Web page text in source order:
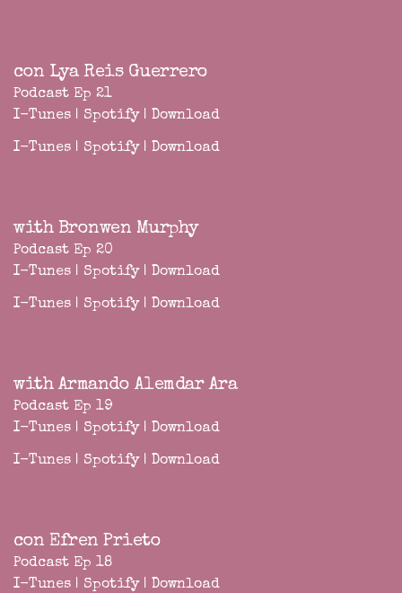
con Lya Reis Guerrero
Podcast Ep 21
I-Tunes | Spotify| Download
I-Tunes | Spotify| Download
with Bronwen Murphy
Podcast Ep 20
I-Tunes | Spotify| Download
I-Tunes | Spotify| Download
with Armando Alemdar Ara
Podcast Ep 19
I-Tunes | Spotify| Download
I-Tunes | Spotify| Download
con Efren Prieto
Podcast Ep 18
I-Tunes | Spotify| Download